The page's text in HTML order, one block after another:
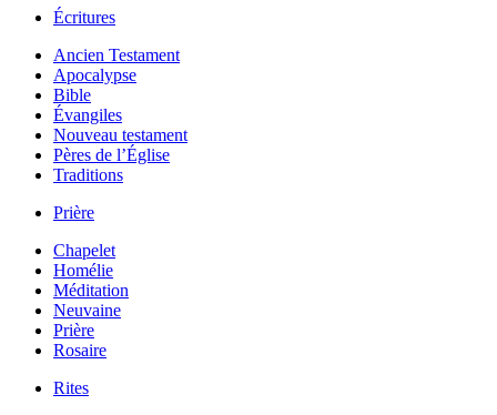
Écritures
Ancien Testament
Apocalypse
Bible
Évangiles
Nouveau testament
Pères de l’Église
Traditions
Prière
Chapelet
Homélie
Méditation
Neuvaine
Prière
Rosaire
Rites